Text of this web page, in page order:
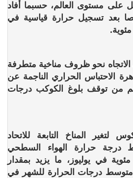
على مستوى العالم، حسبما أفاد
بعد تسجيل حرارة قياسية في
نحو ظروف مناخية متطرفة
الاحتباس الحراري الناجمة عن
من توقف بلوغ الكوكب درجات
لتغير المناخ التابعة للاتحاد
درجة حرارة الهواء السطحي
16,68 درجة مئوية في يوليوز، ما يزيد بمقدار
متوسط درجات الحرارة للشهر في